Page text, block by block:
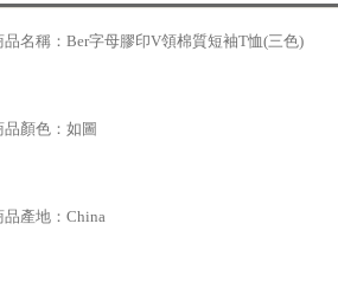
品名稱：Ber字母膠印V領棉質短袖T恤(三色)
品顏色：如圖
品產地：China